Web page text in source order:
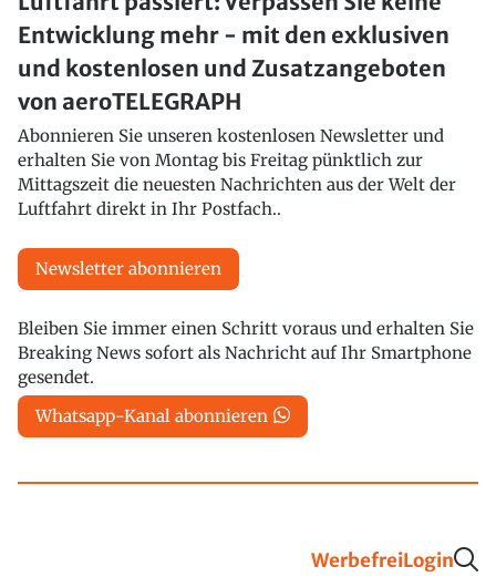
Entwicklung mehr - mit den exklusiven
und kostenlosen und Zusatzangeboten
von aeroTELEGRAPH
Abonnieren Sie unseren kostenlosen Newsletter und
erhalten Sie von Montag bis Freitag pünktlich zur
Mittagszeit die neuesten Nachrichten aus der Welt der
Luftfahrt direkt in Ihr Postfach..
Newsletter abonnieren
Bleiben Sie immer einen Schritt voraus und erhalten Sie
Breaking News sofort als Nachricht auf Ihr Smartphone
gesendet.
Whatsapp-Kanal abonnieren
WerbefreiLogin